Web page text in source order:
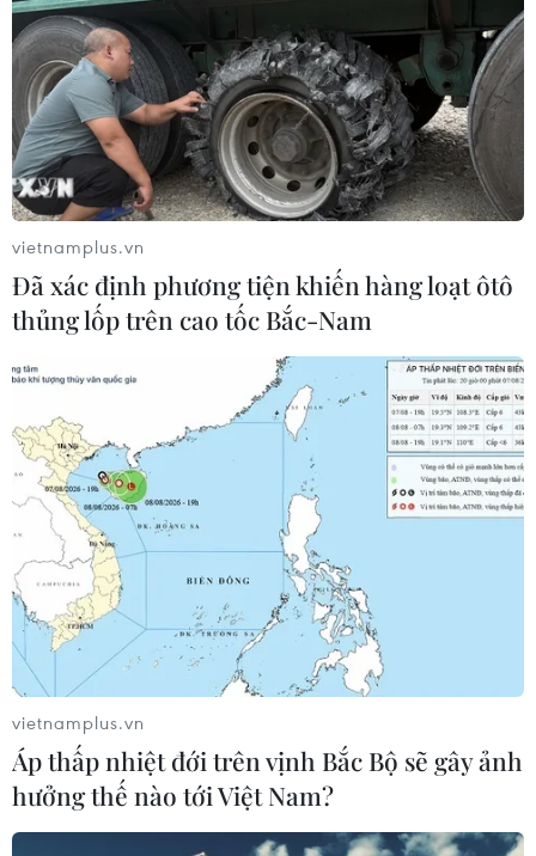
vietnamplus.vn
Đã xác định phương tiện khiến hàng loạt ôtô
thủng lốp trên cao tốc Bắc-Nam
vietnamplus.vn
Áp thấp nhiệt đới trên vịnh Bắc Bộ sẽ gây ảnh
hưởng thế nào tới Việt Nam?